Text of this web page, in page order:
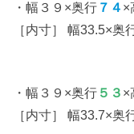
・幅３９×奥行 ７４ ×
［内寸］ 幅33.5×奥
・幅３９×奥行 ５３ ×
［内寸］ 幅33.7×奥